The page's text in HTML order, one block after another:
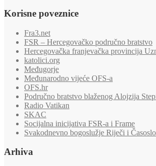
Korisne poveznice
Fra3.net
FSR – Hercegovačko područno bratstvo
Hercegovačka franjevačka provincija
katolici.org
Međugorje
Međunarodno vijeće OFS-a
OFS.hr
Područno bratstvo blaženog Alojzija
Radio Vatikan
SKAC
Socijalna inicijativa FSR-a i Frame
Svakodnevno bogoslužje Riječi i
Arhiva